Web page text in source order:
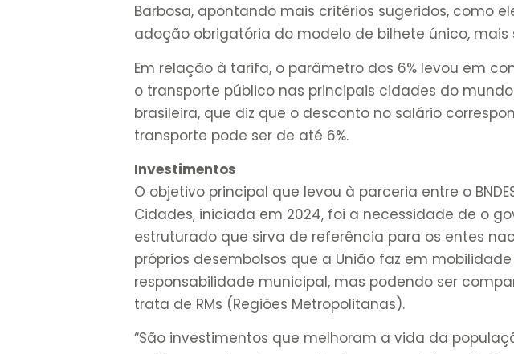
Barbosa, apontando mais critérios sugeridos, como
adoção obrigatória do modelo de bilhete único, mais
Em relação à tarifa, o parâmetro dos 6% levou em
o transporte público nas principais cidades do
brasileira, que diz que o desconto no salário
transporte pode ser de até 6%.
Investimentos
O objetivo principal que levou à parceria entre o
Cidades, iniciada em 2024, foi a necessidade de o
estruturado que sirva de referência para os entes
próprios desembolsos que a União faz em
responsabilidade municipal, mas podendo ser
trata de RMs (Regiões Metropolitanas).
“São investimentos que melhoram a vida da